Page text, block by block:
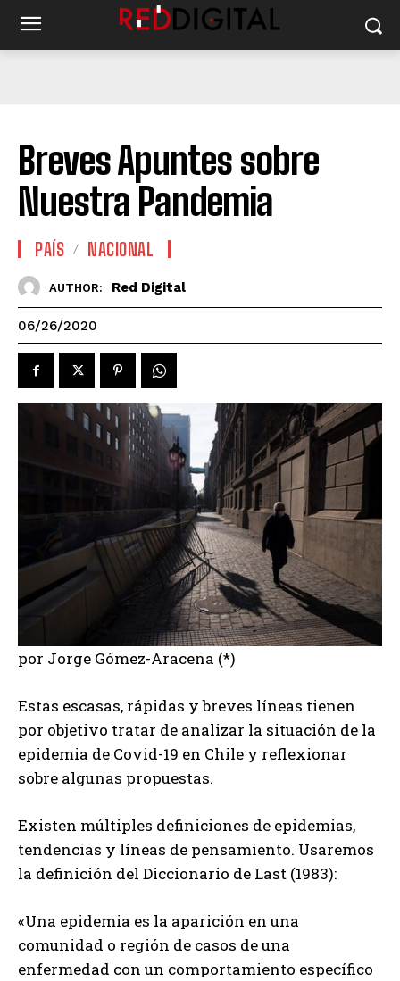
Breves Apuntes sobre
Nuestra Pandemia
PAÍS NACIONAL
AUTHOR: Red Digital
06/26/2020
por Jorge Gómez-Aracena (*)
Estas escasas, rápidas y breves líneas tienen
por objetivo tratar de analizar la situación de la
epidemia de Covid-19 en Chile y reflexionar
sobre algunas propuestas.
Existen múltiples definiciones de epidemias,
tendencias y líneas de pensamiento. Usaremos
la definición del Diccionario de Last (1983):
«Una epidemia es la aparición en una
comunidad o región de casos de una
enfermedad con un comportamiento específico